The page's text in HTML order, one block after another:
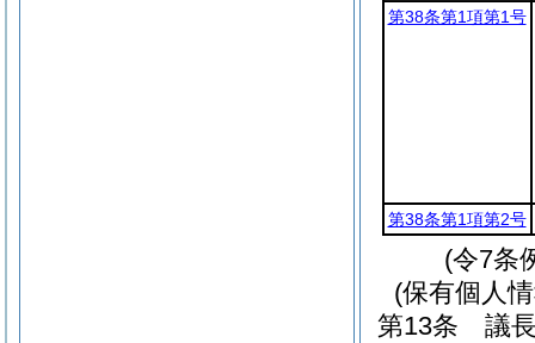
第38条第1項第1号
第38条第1項第2号
(令7条
(保有個人
第13条
議